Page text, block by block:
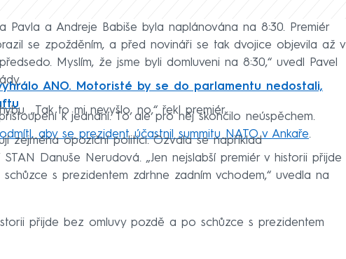
Pavla a Andreje Babiše byla naplánována na 8:30. Premiér
se zpožděním, a před novináři se tak dvojice objevila až v
Myslím, že jsme byli domluveni na 8:30,“ uvedl Pavel
ANO. Motoristé by se do parlamentu nedostali,
„Tak to mi nevyšlo, no,“ řekl premiér.
k jednání. To ale pro něj skončilo neúspěchem.
aby se prezident účastnil summitu NATO v Ankaře.
zejména opoziční politici. Ozvala se například
Danuše Nerudová. „Jen nejslabší premiér v historii přijde
s prezidentem zdrhne zadním vchodem,“ uvedla na
přijde bez omluvy pozdě a po schůzce s prezidentem